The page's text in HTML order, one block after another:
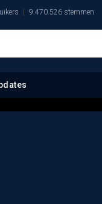
9.470.526 stemmen